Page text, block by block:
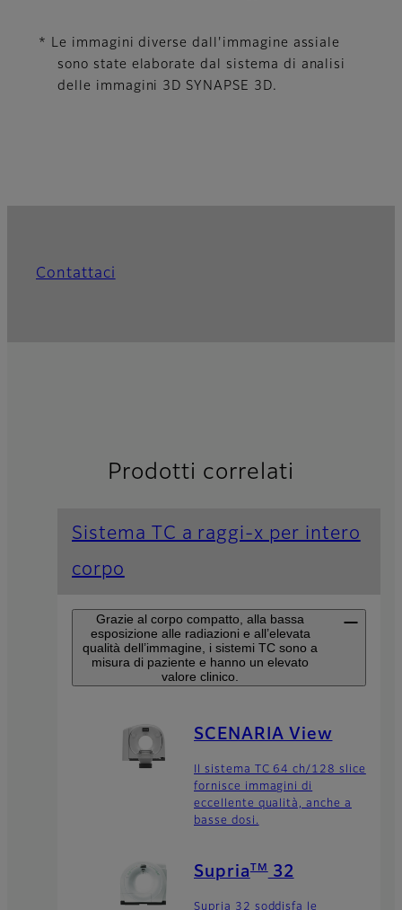
* Le immagini diverse dall'immagine assiale
sono state elaborate dal sistema di analisi
delle immagini 3D SYNAPSE 3D.
Contattaci
Prodotti correlati
Sistema TC a raggi-x per intero
corpo
Grazie al corpo compatto, alla bassa
esposizione alle radiazioni e all’elevata
qualità dell’immagine, i sistemi TC sono a
misura di paziente e hanno un elevato
valore clinico.
SCENARIA View
Il sistema TC 64 ch/128 slice
fornisce immagini di
eccellente qualità, anche a
basse dosi.
Supria TM 32
Supria 32 soddisfa le